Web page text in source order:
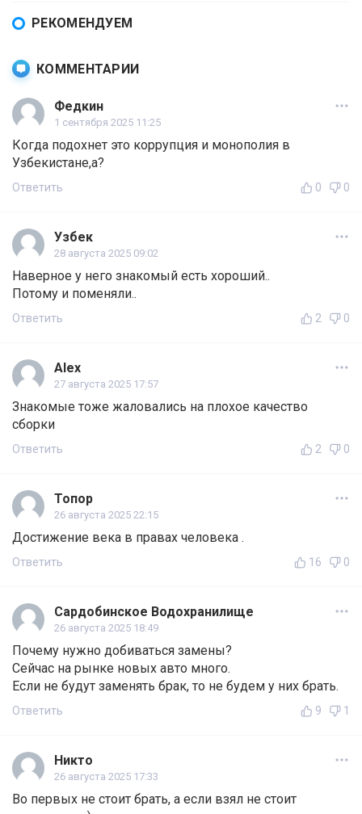
РЕКОМЕНДУЕМ
КОММЕНТАРИИ
Федкин
1 сентября 2025 11:25
Когда подохнет это коррупция и монополия в
Узбекистане,а?
Ответить 0 0
Узбек
28 августа 2025 09:02
Наверное у него знакомый есть хороший..
Потому и поменяли..
Ответить 2 0
Alex
27 августа 2025 17:57
Знакомые тоже жаловались на плохое качество
сборки
Ответить 2 0
Топор
26 августа 2025 22:15
Достижение века в правах человека .
Ответить 16 0
Сардобинское Водохранилище
26 августа 2025 18:49
Почему нужно добиваться замены?
Сейчас на рынке новых авто много.
Если не будут заменять брак, то не будем у них брать.
Ответить 9 1
Никто
26 августа 2025 17:33
Во первых не стоит брать, а если взял не стоит